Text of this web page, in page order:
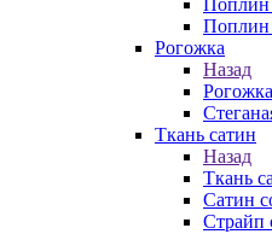
Поплин
Поплин
Рогожка
Назад
Рогожка
Ткань сатин
Назад
Ткань
Сатин
Страйп